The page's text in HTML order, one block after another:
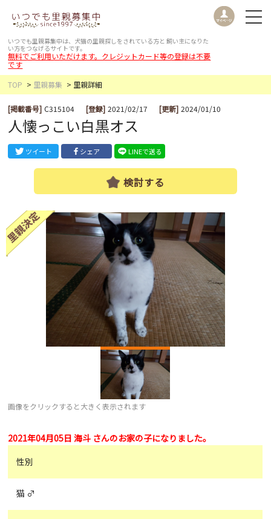
いつでも里親募集中は、犬猫の里親探しをされている方と 飼い主になりた
い方をつなげるサイトです。
無料でご利用いただけます。クレジットカード等の登録は不要
です
TOP
里親募集 里親詳細
[掲載番号] C315104 [登録] 2021/02/17 [更新] 2024/01/10
人懐っこい白黒オス
ツイート シェア LINEで送る
検討する
画像をクリックすると大きく表示されます
2021年04月05日 海斗 さんのお家の子になりました。
性別
猫 ♂